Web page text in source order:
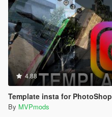
4.88
Template insta for PhotoShop
By MVPmods